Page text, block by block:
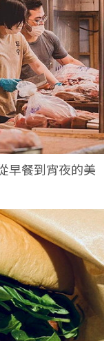
早餐到宵夜的美